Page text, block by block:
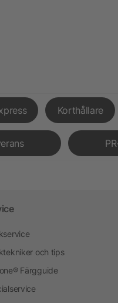
Korthållare
och tips
Färgguide